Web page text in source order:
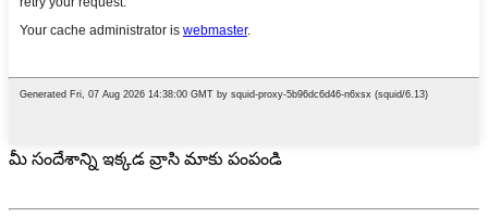
మీ సందేశాన్ని ఇక్కడ వ్రాసి మాకు పంపండి